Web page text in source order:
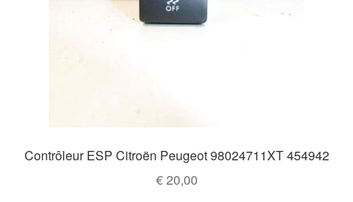
Termes et conditions
Contrôleur ESP Citroën Peugeot 98024711XT 454942
€20,00